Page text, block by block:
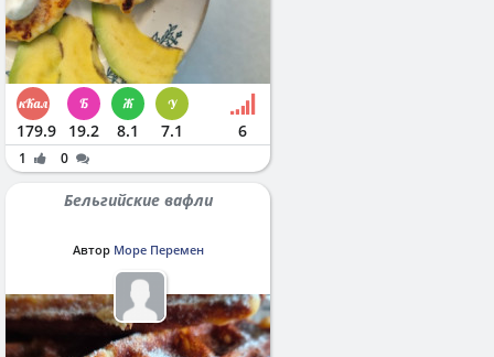
179.9 19.2 8.1 7.1 6
1 0
Бельгийские вафли
Автор Море Перемен